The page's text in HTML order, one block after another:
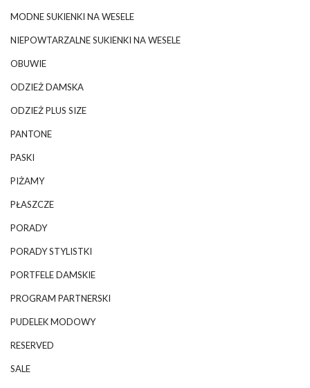
MODNE SUKIENKI NA WESELE
NIEPOWTARZALNE SUKIENKI NA WESELE
OBUWIE
ODZIEŻ DAMSKA
ODZIEŻ PLUS SIZE
PANTONE
PASKI
PIŻAMY
PŁASZCZE
PORADY
PORADY STYLISTKI
PORTFELE DAMSKIE
PROGRAM PARTNERSKI
PUDELEK MODOWY
RESERVED
SALE